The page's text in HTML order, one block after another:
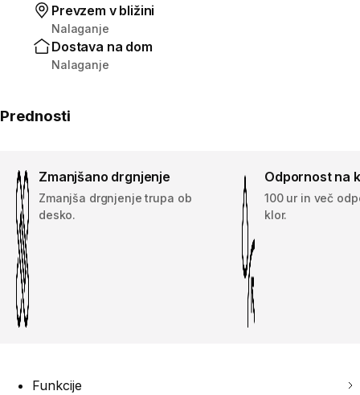
Prevzem v bližini
Nalaganje
Dostava na dom
Nalaganje
Prednosti
Zmanjšano drgnjenje
Zmanjša drgnjenje trupa ob
desko.
Odpornost na
100 ur in več
klor.
Funkcije